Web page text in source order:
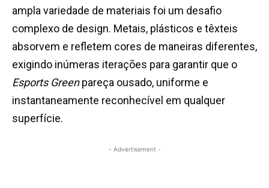
ampla variedade de materiais foi um desafio
complexo de design. Metais, plásticos e têxteis
absorvem e refletem cores de maneiras diferentes,
exigindo inúmeras iterações para garantir que o
Esports Greenpareça ousado, uniforme e
instantaneamente reconhecível em qualquer
superfície.
- Advertisement -